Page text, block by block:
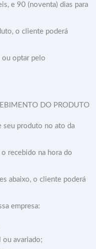
e 90 (noventa) dias para
o cliente poderá
optar pelo
DO PRODUTO
seu produto no ato da
recebido na hora do
abaixo, o cliente poderá
empresa:
ou avariado;